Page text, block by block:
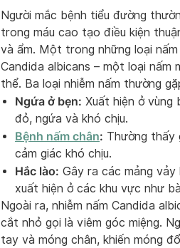
Người mắc bệnh tiểu đường
trong máu cao tạo điều kiện
và ẩm. Một trong những loại
Candida albicans – một loại nấm
thể. Ba loại nhiễm nấm thường
Ngứa ở bẹn: Xuất hiện ở vùng
đỏ, ngứa và khó chịu.
Bệnh nấm chân: Thường thấy
cảm giác khó chịu.
Hắc lào: Gây ra các mảng
xuất hiện ở các khu vực như
Ngoài ra, nhiễm nấm Candida
cắt nhỏ gọi là viêm góc miệng.
tay và móng chân, khiến móng